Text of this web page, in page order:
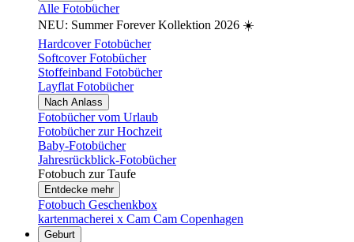
Alle Fotobücher
NEU: Summer Forever Kollektion 2026 ☀️
Hardcover Fotobücher
Softcover Fotobücher
Stoffeinband Fotobücher
Layflat Fotobücher
Nach Anlass
Fotobücher vom Urlaub
Fotobücher zur Hochzeit
Baby-Fotobücher
Jahresrückblick-Fotobücher
Fotobuch zur Taufe
Entdecke mehr
Fotobuch Geschenkbox
kartenmacherei x Cam Cam Copenhagen
Geburt